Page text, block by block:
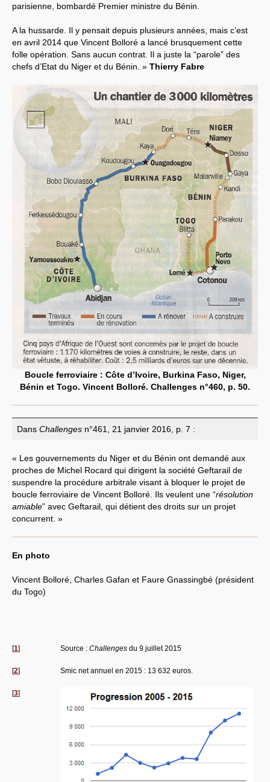
parisienne, bombardé Premier ministre du Bénin.
A la hussarde. Il y pensait depuis plusieurs années, mais c’est
en avril 2014 que Vincent Bolloré a lancé brusquement cette
folle opération. Sans aucun contrat. Il a juste la “parole” des
chefs d’Etat du Niger et du Bénin. » Thierry Fabre
Boucle ferroviaire : Côte d’Ivoire, Burkina Faso, Niger,
Bénin et Togo. Vincent Bolloré. Challenges n°460, p. 50.
Dans Challenges n°461, 21 janvier 2016, p. 7 :
« Les gouvernements du Niger et du Bénin ont demandé aux
proches de Michel Rocard qui dirigent la société Geftarail de
suspendre la procédure arbitrale visant à bloquer le projet de
boucle ferroviaire de Vincent Bolloré. Ils veulent une “résolution
amiable” avec Geftarail, qui détient des droits sur un projet
concurrent. »
En photo
Vincent Bolloré, Charles Gafan et Faure Gnassingbé (président
du Togo)
[1] Source : Challenges du 9 juillet 2015
[2] Smic net annuel en 2015 : 13 632 euros.
[3]